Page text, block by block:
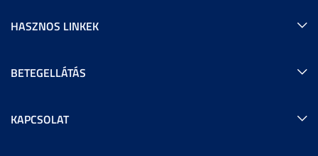
HASZNOS LINKEK
BETEGELLÁTÁS
KAPCSOLAT